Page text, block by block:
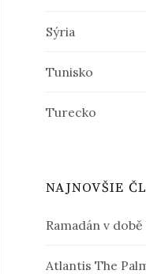
Sýria
Tunisko
Turecko
NAJNOVŠIE
Ramadán v
Atlantis The